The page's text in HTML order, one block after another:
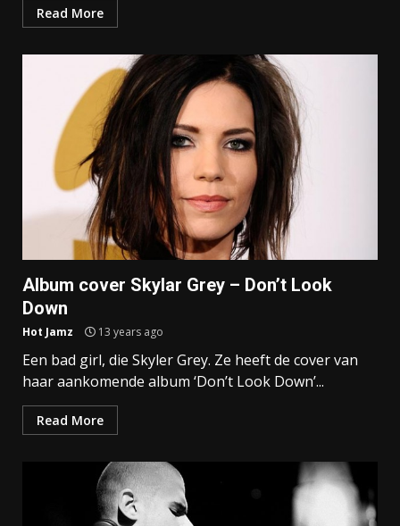
Read More
Album cover Skylar Grey – Don’t Look
Down
Hot Jamz 13 years ago
Een bad girl, die Skyler Grey. Ze heeft de cover van
haar aankomende album ‘Don’t Look Down’...
Read More